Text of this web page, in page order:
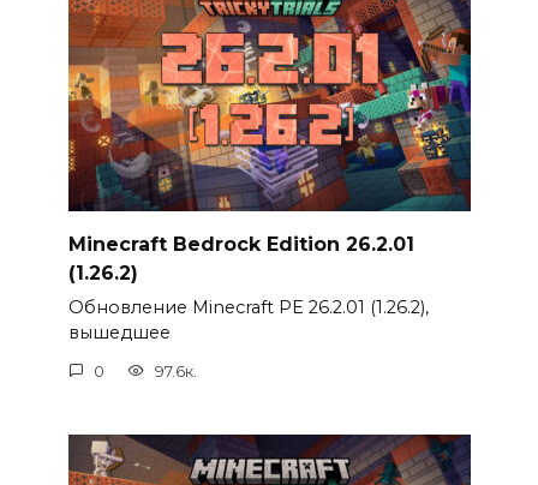
Minecraft Bedrock Edition 26.2.01
(1.26.2)
Обновление Minecraft PE 26.2.01 (1.26.2),
вышедшее
0 97.6к.